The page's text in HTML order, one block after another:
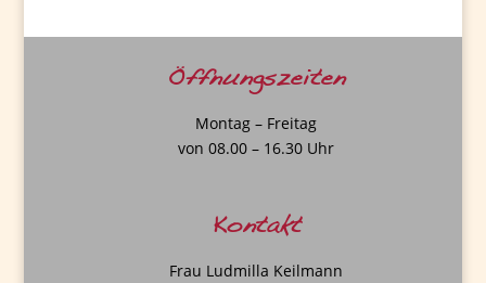
Öffnungszeiten
Montag – Freitag
von 08.00 – 16.30 Uhr
Kontakt
Frau Ludmilla Keilmann